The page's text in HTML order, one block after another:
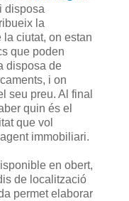
disposa
la
ciutat, on estan
que poden
disposa de
i on
seu preu. Al final
quin és el
que vol
immobiliari.
en obert,
de localització
permet elaborar